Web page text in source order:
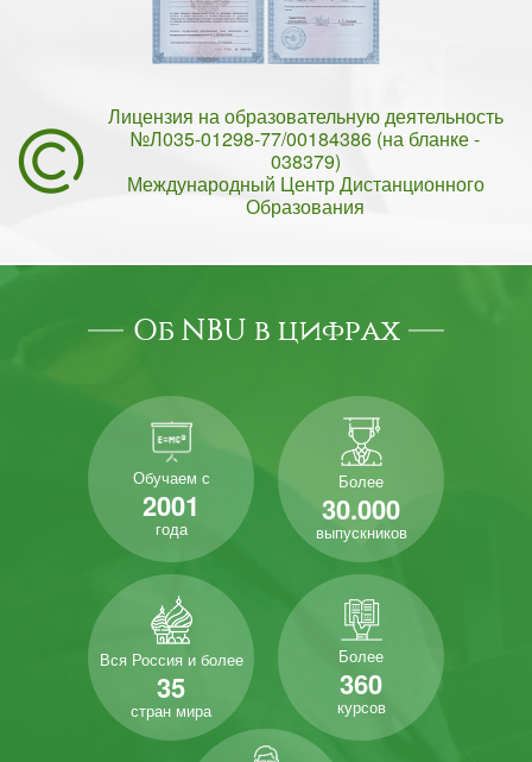
Лицензия на образовательную деятельность
№Л035-01298-77/00184386 (на бланке -
038379)
Международный Центр Дистанционного
Образования
Об NBU в цифрах
Обучаем с
2001
года
Более
30.000
выпускников
Вся Россия и более
35
стран мира
Более
360
курсов